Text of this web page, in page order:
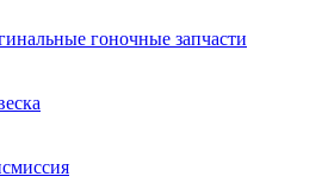
гоночные запчасти